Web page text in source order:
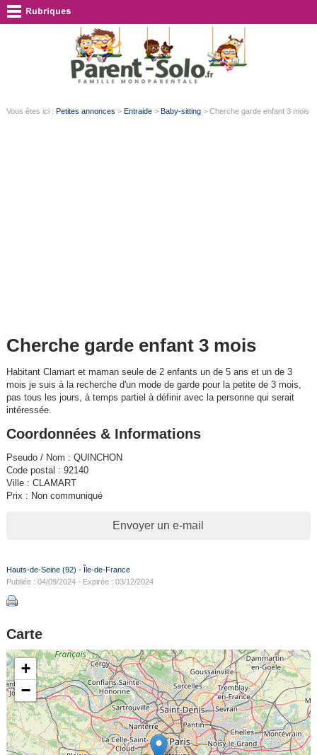
Vous êtes ici : Petites annonces > Entraide> Baby-sitting> Cherche garde enfant 3 mois
Cherche garde enfant 3 mois
Habitant Clamart et maman seule de 2 enfants un de 5 ans et un de 3
mois je suis à la recherche d'un mode de garde pour la petite de 3 mois,
pas tous les jours, à temps partiel à définir avec la personne qui serait
intéressée.
Coordonnées & Informations
Pseudo / Nom : QUINCHON
Code postal : 92140
Ville : CLAMART
Prix : Non communiqué
Envoyer un e-mail
Hauts-de-Seine (92) - Île-de-France
Publiée : 04/09/2024 - Expirée : 03/12/2024
Carte
+
−